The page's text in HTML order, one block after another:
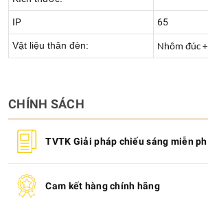
IP 65
Vật liệu thân đèn: Nhôm đúc
CHÍNH SÁCH
TVTK Giải pháp chiếu sáng miễn
Cam kết hàng chính hãng